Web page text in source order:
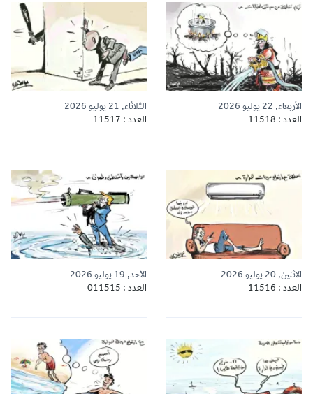
الأربعاء, 22 يوليو 2026
العدد : 11518
الثلاثاء, 21 يوليو 2026
العدد : 11517
الاثنين, 20 يوليو 2026
العدد : 11516
الأحد, 19 يوليو 2026
العدد : 011515